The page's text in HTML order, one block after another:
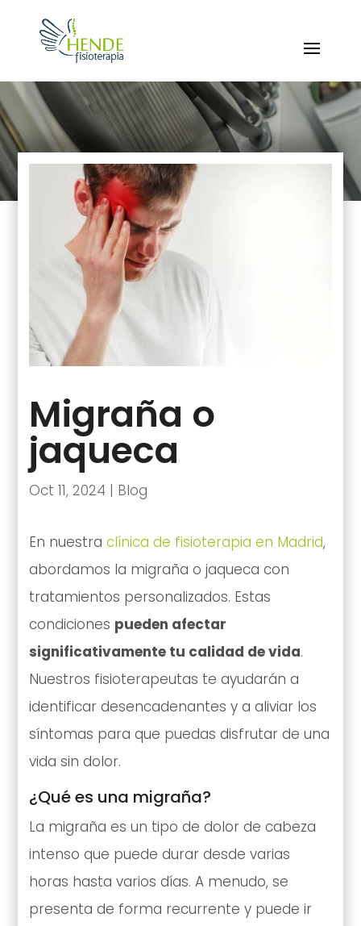
Migraña o
jaqueca
Oct 11, 2024 | Blog
En nuestra clínica de fisioterapia en Madrid,
abordamos la migraña o jaqueca con
tratamientos personalizados. Estas
condiciones pueden afectar
significativamente tu calidad de vida.
Nuestros fisioterapeutas te ayudarán a
identificar desencadenantes y a aliviar los
síntomas para que puedas disfrutar de una
vida sin dolor.
¿Qué es una migraña?
La migraña es un tipo de dolor de cabeza
intenso que puede durar desde varias
horas hasta varios días. A menudo, se
presenta de forma recurrente y puede ir